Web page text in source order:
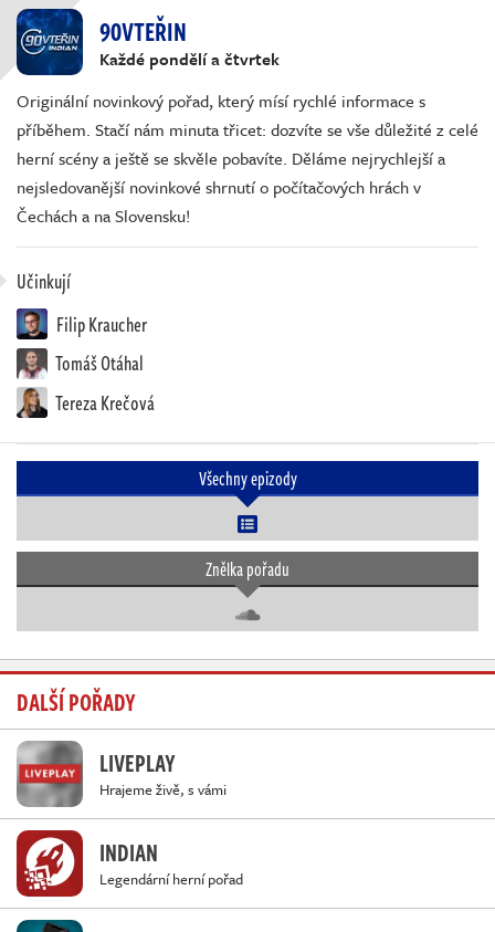
90VTEŘIN
Každé pondělí a čtvrtek
Originální novinkový pořad, který mísí rychlé informace s
příběhem. Stačí nám minuta třicet: dozvíte se vše důležité z celé
herní scény a ještě se skvěle pobavíte. Děláme nejrychlejší a
nejsledovanější novinkové shrnutí o počítačových hrách v
Čechách a na Slovensku!
Učinkují
Filip Kraucher
Tomáš Otáhal
Tereza Krečová
Všechny epizody
Znělka pořadu
DALŠÍ POŘADY
LIVEPLAY
Hrajeme živě, s vámi
INDIAN
Legendární herní pořad